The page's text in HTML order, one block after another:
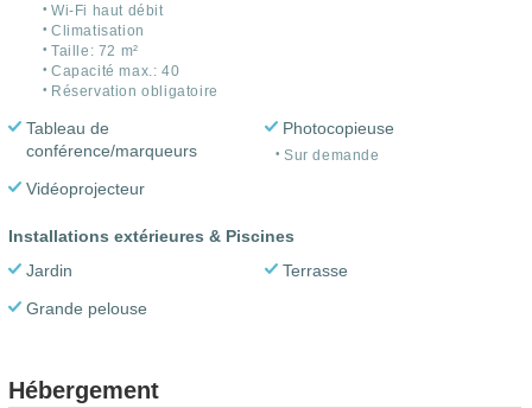
Wi-Fi haut débit
Climatisation
Taille: 72 m²
Capacité max.: 40
Réservation obligatoire
Tableau de
conférence/marqueurs
Photocopieuse
Sur demande
Vidéoprojecteur
Installations extérieures & Piscines
Jardin
Terrasse
Grande pelouse
Hébergement